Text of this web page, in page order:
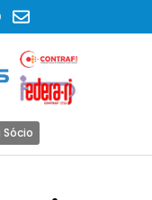
Sócio